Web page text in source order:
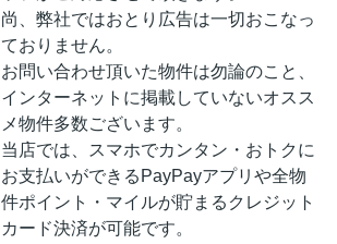
尚、弊社ではおとり広告は一切おこなっ
ておりません。
お問い合わせ頂いた物件は勿論のこと、
インターネットに掲載していないオスス
メ物件多数ございます。
当店では、スマホでカンタン・おトクに
お支払いができるPayPayアプリや全物
件ポイント・マイルが貯まるクレジット
カード決済が可能です。